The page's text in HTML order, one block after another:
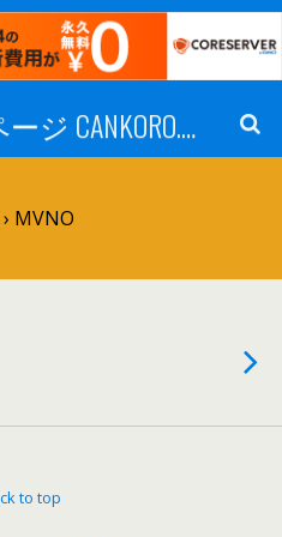
きゃんころページ CANKORO.COM
MVNO
to top